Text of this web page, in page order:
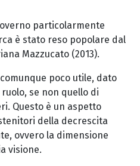
particolarmente
è stato reso popolare dal
Mazzucato (2013).
poco utile, dato
se non quello di
Questo è un aspetto
della decrescita
ovvero la dimensione
visione.